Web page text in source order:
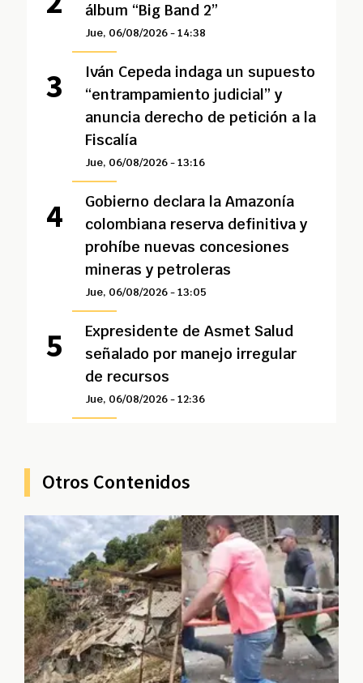
álbum “Big Band 2”
Jue, 06/08/2026 - 14:38
Iván Cepeda indaga un supuesto
“entrampamiento judicial” y
anuncia derecho de petición a la
Fiscalía
Jue, 06/08/2026 - 13:16
Gobierno declara la Amazonía
colombiana reserva definitiva y
prohíbe nuevas concesiones
mineras y petroleras
Jue, 06/08/2026 - 13:05
Expresidente de Asmet Salud
señalado por manejo irregular
de recursos
Jue, 06/08/2026 - 12:36
Otros Contenidos